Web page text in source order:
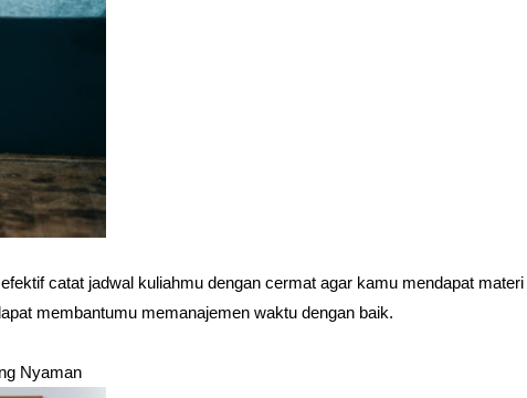
catat jadwal kuliahmu dengan cermat agar kamu mendapat materi
membantumu memanajemen waktu dengan baik.
Nyaman